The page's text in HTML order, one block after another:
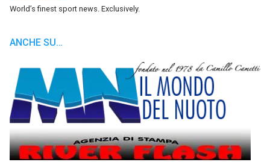
World’s finest sport news. Exclusively.
ANCHE SU…